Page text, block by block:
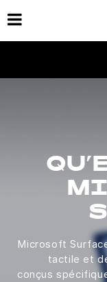
Microsoft
tactile et
conçus